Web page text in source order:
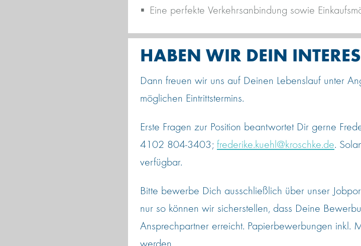
Eine perfekte Verkehrsanbindung sowie
HABEN WIR DEIN
Dann freuen wir uns auf Deinen Lebenslauf unter
möglichen Eintrittstermins.
Erste Fragen zur Position beantwortet Dir gerne
4102 804-3403; frederike.kuehl@kroschke.de.
verfügbar.
Bitte bewerbe Dich ausschließlich über unser
nur so können wir sicherstellen, dass Deine
Ansprechpartner erreicht. Papierbewerbungen inkl.